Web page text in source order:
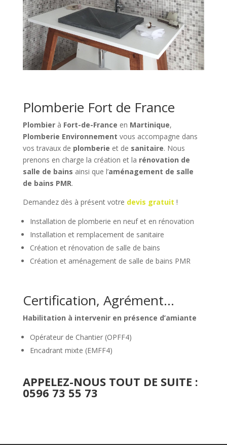
Plomberie Fort de France
Plombier à Fort-de-France en Martinique,
Plomberie Environnement vous accompagne dans
vos travaux de plomberie et de sanitaire. Nous
prenons en charge la création et la rénovation de
salle de bains ainsi que l’aménagement de salle
de bains PMR.
Demandez dès à présent votre devis gratuit !
Installation de plomberie en neuf et en rénovation
Installation et remplacement de sanitaire
Création et rénovation de salle de bains
Création et aménagement de salle de bains PMR
Certification, Agrément…
Habilitation à intervenir en présence d’amiante
Opérateur de Chantier (OPFF4)
Encadrant mixte (EMFF4)
APPELEZ-NOUS TOUT DE SUITE :
0596 73 55 73